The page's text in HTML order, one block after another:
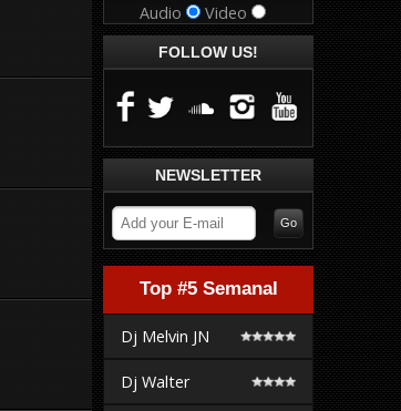
Audio Video
FOLLOW US!
NEWSLETTER
Top #5 Semanal
Dj Melvin JN
Dj Walter